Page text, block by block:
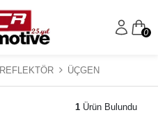
0
REFLEKTÖR ÜÇGEN
1 Ürün Bulundu